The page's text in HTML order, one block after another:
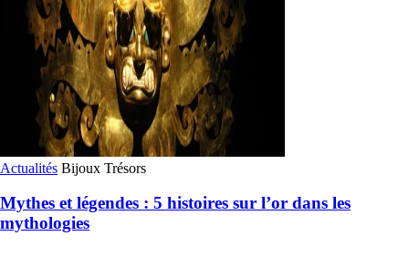
Actualités Bijoux Trésors
Mythes et légendes : 5 histoires sur l’or dans les
mythologies